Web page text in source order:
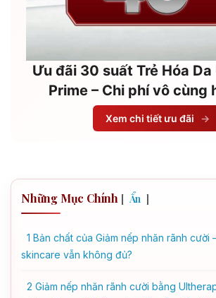
Ưu đãi 30 suất Trẻ Hóa
Prime – Chi phí vô cùng
Xem chi tiết ưu đãi →
Những Mục Chính [ Ẩn ]
1 Bản chất của Giảm nếp nhăn rãnh cười
skincare vẫn không đủ?
2 Giảm nếp nhăn rãnh cười bằng